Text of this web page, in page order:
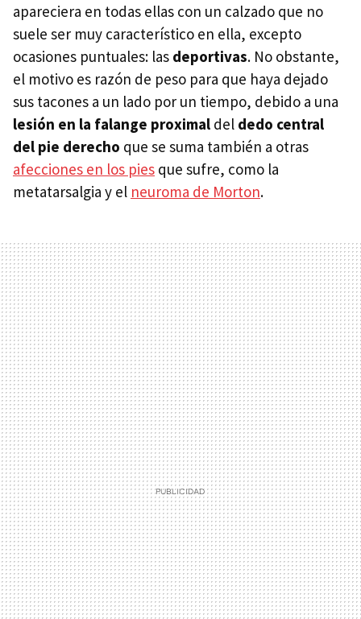
apareciera en todas ellas con un calzado que no
suele ser muy característico en ella, excepto
ocasiones puntuales: las deportivas. No obstante,
el motivo es razón de peso para que haya dejado
sus tacones a un lado por un tiempo, debido a una
lesión en la falange proximal del dedo central
del pie derecho que se suma también a otras
afecciones en los pies que sufre, como la
metatarsalgia y el neuroma de Morton.